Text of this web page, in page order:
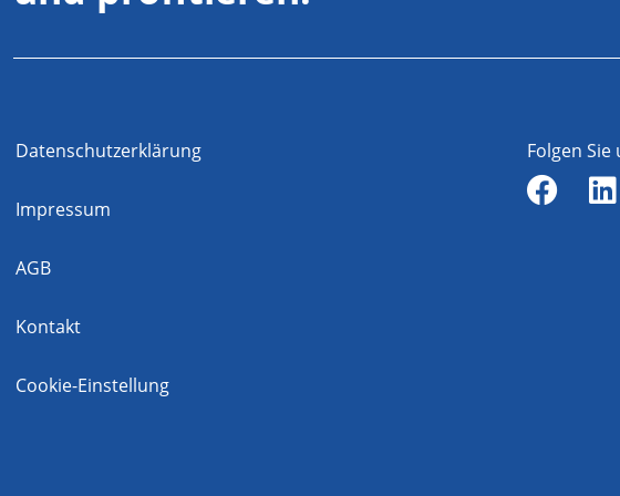
Datenschutzerklärung
Impressum
AGB
Kontakt
Cookie-Einstellung
Folgen Sie